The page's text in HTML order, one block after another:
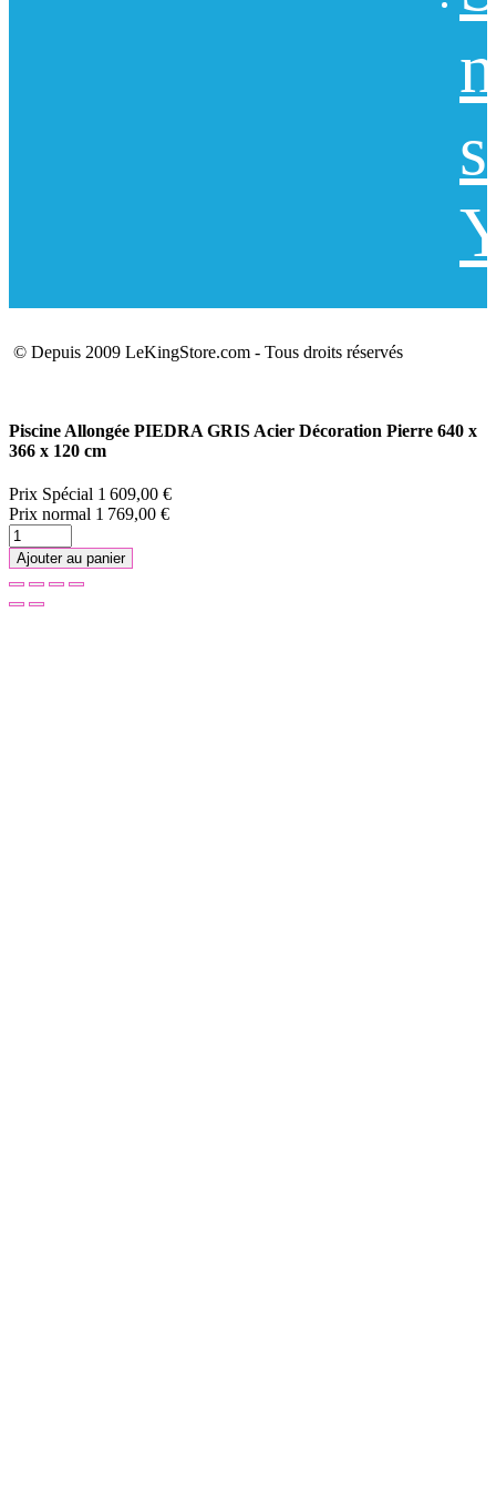
© Depuis 2009 LeKingStore.com - Tous droits réservés
Piscine Allongée PIEDRA GRIS Acier Décoration Pierre 640 x
366 x 120 cm
Prix Spécial 1 609,00 €
Prix normal 1 769,00 €
Ajouter au panier